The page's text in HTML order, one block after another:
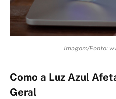
Imagem/Fonte:
Como a Luz Azul
Geral